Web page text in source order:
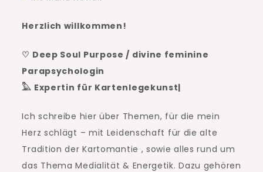
Herzlich willkommen!
♡ Deep Soul Purpose / divine feminine
Parapsychologin
𓅓 Expertin für Kartenlegekunst|
Ich schreibe hier über Themen, für die mein
Herz schlägt – mit Leidenschaft für die alte
Tradition der Kartomantie , sowie alles rund um
das Thema Medialität & Energetik. Dazu gehören